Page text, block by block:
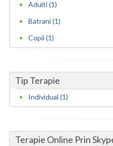
Neamt
Olt
Salaj
Satu-Mare
Suceava
Adulti (1)
Batrani (1)
Copii (1)
Tip Terapie
Individual (1)
Terapie Online Prin